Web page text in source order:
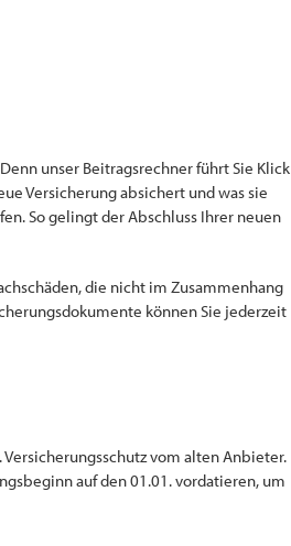
unser Beitragsrechner führt Sie Klick
Versicherung absichert und was sie
So gelingt der Abschluss Ihrer neuen
die nicht im Zusammenhang
können Sie jederzeit
vom alten Anbieter.
auf den 01.01. vordatieren, um